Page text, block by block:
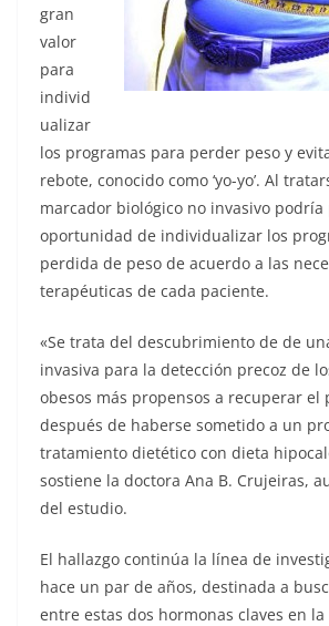
gran
valor
para
individ
ualizar
los programas para perder peso y
rebote, conocido como ‘yo-yo’. Al
marcador biológico no invasivo
oportunidad de individualizar los
perdida de peso de acuerdo a las
terapéuticas de cada paciente.
«Se trata del descubrimiento de de
invasiva para la detección precoz de
obesos más propensos a recuperar el
después de haberse sometido a un
tratamiento dietético con dieta
sostiene la doctora Ana B. Crujeiras,
del estudio.
El hallazgo continúa la línea de
hace un par de años, destinada a
entre estas dos hormonas claves en